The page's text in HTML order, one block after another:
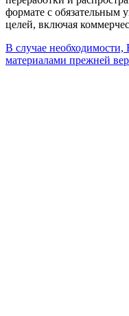
формате с обязательным
целей, включая
В случае необходимости,
материалами прежней